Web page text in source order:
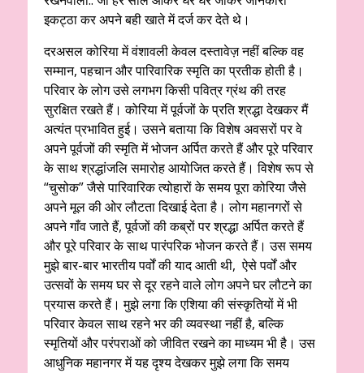
इकट्ठा कर अपने बही खाते में दर्ज कर देते थे।
दरअसल कोरिया में वंशावली केवल दस्तावेज़ नहीं बल्कि वह
सम्मान, पहचान और पारिवारिक स्मृति का प्रतीक होती है।
परिवार के लोग उसे लगभग किसी पवित्र ग्रंथ की तरह
सुरक्षित रखते हैं। कोरिया में पूर्वजों के प्रति श्रद्धा देखकर मैं
अत्यंत प्रभावित हुई। उसने बताया कि विशेष अवसरों पर वे
अपने पूर्वजों की स्मृति में भोजन अर्पित करते हैं और पूरे परिवार
के साथ श्रद्धांजलि समारोह आयोजित करते हैं। विशेष रूप से
“चुसोक” जैसे पारिवारिक त्योहारों के समय पूरा कोरिया जैसे
अपने मूल की ओर लौटता दिखाई देता है। लोग महानगरों से
अपने गाँव जाते हैं, पूर्वजों की कब्रों पर श्रद्धा अर्पित करते हैं
और पूरे परिवार के साथ पारंपरिक भोजन करते हैं। उस समय
मुझे बार-बार भारतीय पर्वों की याद आती थी, ऐसे पर्वों और
उत्सवों के समय घर से दूर रहने वाले लोग अपने घर लौटने का
प्रयास करते हैं। मुझे लगा कि एशिया की संस्कृतियों में भी
परिवार केवल साथ रहने भर की व्यवस्था नहीं है, बल्कि
स्मृतियों और परंपराओं को जीवित रखने का माध्यम भी है। उस
आधुनिक महानगर में यह दृश्य देखकर मुझे लगा कि समय